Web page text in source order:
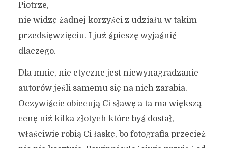
Piotrze,
nie widzę żadnej korzyści z udziału w takim
przedsięwzięciu. I już śpieszę wyjaśnić
dlaczego.
Dla mnie, nie etyczne jest niewynagradzanie
autorów jeśli samemu się na nich zarabia.
Oczywiście obiecują Ci sławę a ta ma większą
cenę niż kilka złotych które byś dostał,
właściwie robią Ci łaskę, bo fotografia przecież